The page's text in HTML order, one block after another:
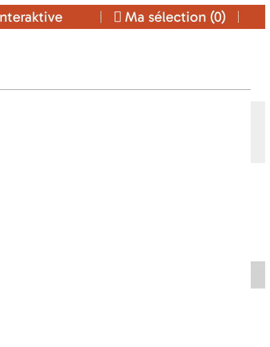
Ma sélection (0)